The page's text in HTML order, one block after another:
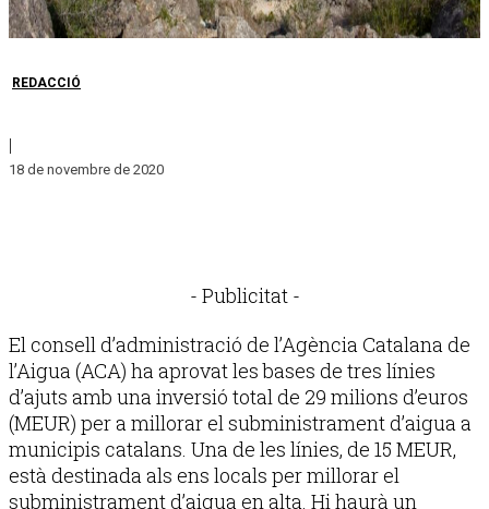
REDACCIÓ
|
18 de novembre de 2020
- Publicitat -
El consell d’administració de l’Agència Catalana de
l’Aigua (ACA) ha aprovat les bases de tres línies
d’ajuts amb una inversió total de 29 milions d’euros
(MEUR) per a millorar el subministrament d’aigua a
municipis catalans. Una de les línies, de 15 MEUR,
està destinada als ens locals per millorar el
subministrament d’aigua en alta. Hi haurà un